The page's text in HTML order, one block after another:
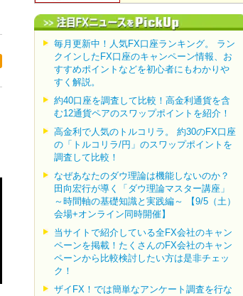
毎月更新中！人気FX口座ランキング。 ラン
クインしたFX口座のキャンペーン情報、お
すすめポイントなどを初心者にもわかりや
すく解説。
約40口座を調査して比較！高金利通貨を含
む12通貨ペアのスワップポイントを紹介！
高金利で人気のトルコリラ。 約30のFX口座
の「トルコリラ/円」のスワップポイントを
調査して比較！
なぜあなたのダウ理論は機能しないのか？
田向宏行が導く「ダウ理論マスター講座」
～時間軸の基礎知識と実践編～ 【9/5（土）
会場+オンライン同時開催】
当サイトで紹介している全FX会社のキャン
ペーンを掲載！たくさんのFX会社のキャン
ペーンから比較検討したい方は是非チェッ
ク！
ザイFX！では簡単なアンケート調査を行な